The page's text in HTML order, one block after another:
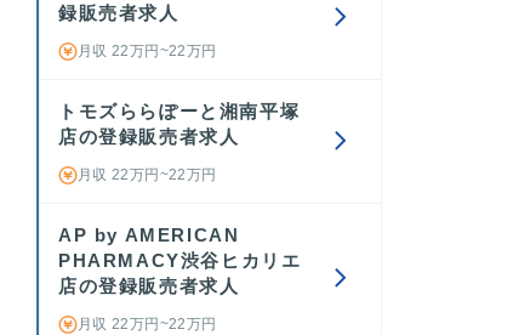
録販売者求人
月収 22万円~22万円
トモズららぽーと湘南平塚
店の登録販売者求人
月収 22万円~22万円
AP by AMERICAN
PHARMACY渋谷ヒカリエ
店の登録販売者求人
月収 22万円~22万円